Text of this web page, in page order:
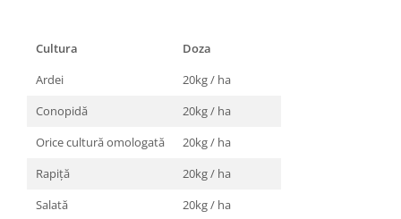
Dezinfectanti
Cuști transport animale mici
Accesorii gard electric
Aparate gard electric
Fir gard electric
Cultura
Doza
Ardei
20kg / ha
Conopidă
20kg / ha
Orice cultură omologată
20kg / ha
Rapiță
20kg / ha
Salată
20kg / ha